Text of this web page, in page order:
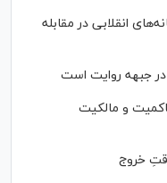
انقلابی در مقابله
در جبهه روایت است
و مالکیت